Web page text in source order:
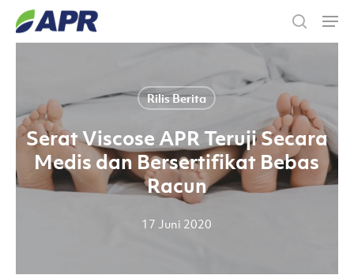
Skip
Rilis Berita
Serat Viscose APR Teruji Secara
Medis dan Bersertifikat Bebas
Racun
17 Juni 2020